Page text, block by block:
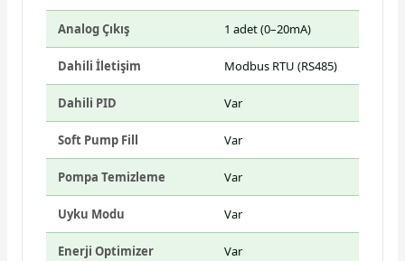
Analog Çıkış 1 adet (0–20mA)
Dahili İletişim Modbus RTU (RS485)
Dahili PID Var
Soft Pump Fill Var
Pompa Temizleme Var
Uyku Modu Var
Enerji Optimizer Var